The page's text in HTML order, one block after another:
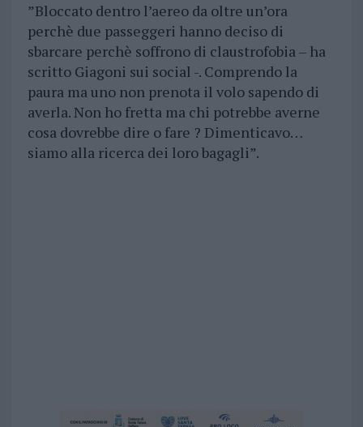
”Bloccato dentro l’aereo da oltre un’ora
perchè due passeggeri hanno deciso di
sbarcare perchè soffrono di claustrofobia – ha
scritto Giagoni sui social -. Comprendo la
paura ma uno non prenota il volo sapendo di
averla. Non ho fretta ma chi potrebbe averne
cosa dovrebbe dire o fare ? Dimenticavo…
siamo alla ricerca dei loro bagagli”.